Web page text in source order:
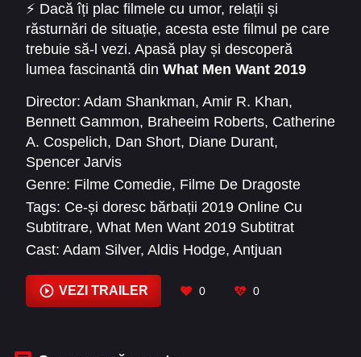
⚡ Dacă îți plac filmele cu umor, relații și
răsturnări de situație, acesta este filmul pe care
trebuie să-l vezi. Apasă play și descoperă
lumea fascinantă din What Men Want 2019
Director: Adam Shankman, Amir R. Khan,
Bennett Gammon, Braheeim Roberts, Catherine
A. Cospelich, Dan Short, Diane Durant,
Spencer Jarvis
Genre: Filme Comedie, Filme De Dragoste
Tags: Ce-și doresc bărbații 2019 Online Cu
Subtitrare, What Men Want 2019 Subtitrat
Cast: Adam Silver, Aldis Hodge, Antjuan
Ben Aycrigg, Brian Bosworth Charles Green
Charmin Lee, Chris Witaske
VEZI TRAILER 0 0